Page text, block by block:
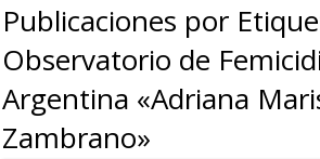
Publicaciones por
Observatorio de
Argentina «Adriana
Zambrano»